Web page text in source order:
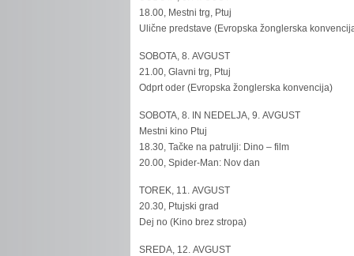
18.00, Mestni trg, Ptuj
Ulične predstave (Evropska žonglerska
SOBOTA, 8. AVGUST
21.00, Glavni trg, Ptuj
Odprt oder (Evropska žonglerska konvencija)
SOBOTA, 8. IN NEDELJA, 9. AVGUST
Mestni kino Ptuj
18.30, Tačke na patrulji: Dino – film
20.00, Spider-Man: Nov dan
TOREK, 11. AVGUST
20.30, Ptujski grad
Dej no (Kino brez stropa)
SREDA, 12. AVGUST